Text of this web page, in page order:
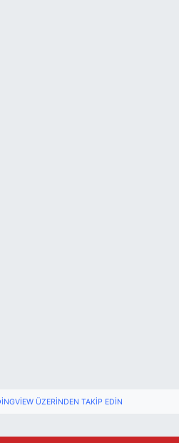
ÜZERINDEN TAKIP EDIN